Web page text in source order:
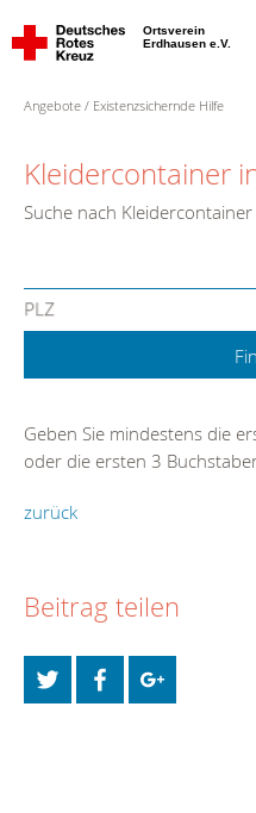
Ortsverein
Erdhausen e.V.
Angebote Existenzsichernde Hilfe
Kleidercontainer
Suche nach
PLZ
Geben Sie mindestens die
oder die ersten 3
zurück
Beitrag teilen